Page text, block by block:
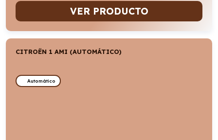
VER PRODUCTO
CITROËN 1 AMI (AUTOMÁTICO)
Automático